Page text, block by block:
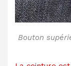
Bouton